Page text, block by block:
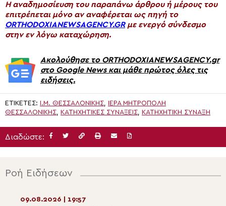
H αναδημοσίευση του παραπάνω άρθρου ή μέρους του
επιτρέπεται μόνο αν αναφέρεται ως πηγή το
ORTHODOXIANEWSAGENCY.GRμε ενεργό σύνδεσμο
στην εν λόγω καταχώρηση.
Ακολούθησε το ORTHODOXIANEWSAGENCY.gr
στο Google News και μάθε πρώτος όλες τις
ειδήσεις.
ΕΤΙΚΈΤΕΣ: Ι.Μ. ΘΕΣΣΑΛΟΝΊΚΗΣ,
ΙΕΡΑ ΜΗΤΡΟΠΟΛΗ
ΘΕΣΣΑΛΟΝΙΚΗΣ, ΚΑΤΗΧΗΤΙΚΕΣ ΣΥΝΑΞΕΙΣ, ΚΑΤΗΧΗΤΙΚΉ ΣΎΝΑΞΗ
Διαδώστε:
Ροή Ειδήσεων
09.08.2026 | 19:57